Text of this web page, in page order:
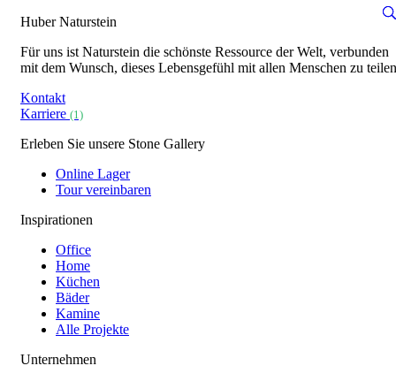
Huber Naturstein
Für uns ist Naturstein die schönste Ressource der Welt, verbunden
mit dem Wunsch, dieses Lebensgefühl mit allen Menschen zu
Kontakt
Karriere (1)
Erleben Sie unsere Stone Gallery
Online Lager
Tour vereinbaren
Inspirationen
Office
Home
Küchen
Bäder
Kamine
Alle Projekte
Unternehmen